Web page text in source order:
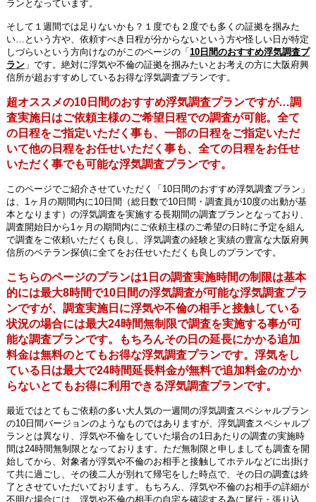
ランとなっています。
そして１週間では足りないかも？１度でも２度でも多くの証拠を掴みた
い…という方や、依頼すべき日程が分からないという方や怪しい日が特定
しづらいという方向けなのがこのページの「 10日間のおすすめ浮気調査プ
ラン」です。絶対に浮気や不倫の証拠を掴みたいとお考えの方に大阪府興
信所が超おすすめしているお得な浮気調査プランです。
超オススメの10日間のおすすめ浮気調査プランですが…調
査実施日はご依頼主様のご希望日程での調査が可能。全て
の日程をご指定いただく事も、一部の日程をご指定いただ
いて他の日程をお任せいただく事も、全ての日程をお任せ
いただく事でも可能な浮気調査プランです。
このページでご紹介させていただく「10日間のおすすめ浮気調査プラン」
は、1ヶ月の期間内に10日間（総日数で10日間・調査員が10度の出動が基
本となります）の浮気調査を実施する長期間の調査プランとなっており、
調査開始日から1ヶ月の期間内にご依頼主様のご希望の日時に予定を組ん
で調査をご依頼いただくも良し、浮気調査の経験と実績の豊富な大阪府興
信所のベテラン探偵に全てをお任せいただくも良しのプランです。
こちらのページのプランは1日の調査実施時間の制限は基本
的には最大8時間で10日間の浮気調査が可能な浮気調査プラ
ンですが、調査実施日に浮気や不倫の相手と接触している
状況の場合には最大24時間無制限で調査を実施する事が可
能な調査プランです。もちろんその日の延長にかかる追加
料金は無料のとてもお得な浮気調査プランです。浮気をし
ている日は最大で24時間延長料金が無料で追加料金のかか
らないとてもお得に利用できる浮気調査プランです。
最近ではとてもご依頼の多い大人気の一週間の浮気調査スペシャルプラン
の10日間バージョンのようなものではありますが、浮気調査スペシャルプ
ランとは異なり、浮気や不倫をしていた場合の1日あたりの調査の実施時
間は24時間無制限となっております。ただ無制限と申しましても調査を開
始してから、対象者が浮気や不倫のお相手と接触してホテルなどに出掛け
て共に過ごし、その後二人が別れて帰宅をした時点で、その日の調査は終
了とさせていただいております。もちろん、浮気や不倫のお相手の詳細が
不明な場合には、浮気や不倫の相手の自宅を確認する為に尾行・張り込